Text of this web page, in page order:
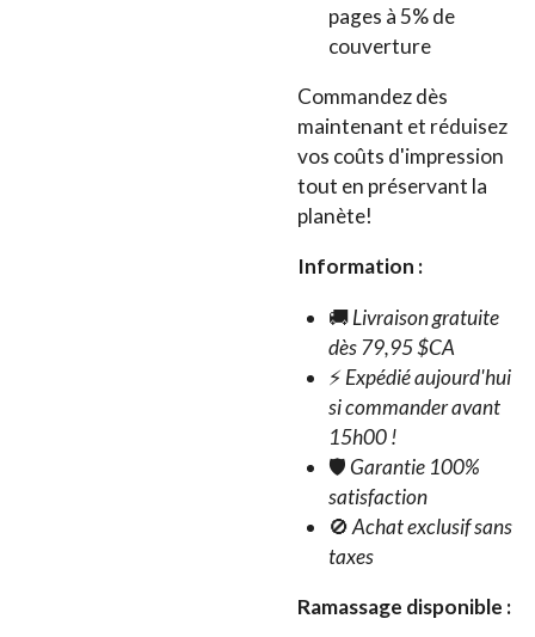
pages à 5% de
couverture
Commandez dès
maintenant et réduisez
vos coûts d'impression
tout en préservant la
planète!
Information :
🚚Livraison gratuite
dès 79,95 $CA
⚡Expédié aujourd'hui
si commander avant
15h00 !
🛡️Garantie 100%
satisfaction
🚫Achat exclusif sans
taxes
Ramassage disponible :